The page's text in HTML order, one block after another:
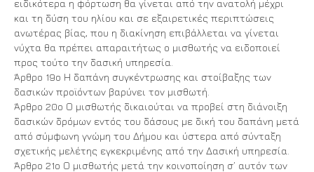
ειδικότερα η φόρτωση θα γίνεται από την ανατολή μέχρι
και τη δύση του ηλίου και σε εξαιρετικές περιπτώσεις
ανωτέρας βίας, που η διακίνηση επιβάλλεται να γίνεται
νύχτα θα πρέπει απαραιτήτως ο μισθωτής να ειδοποιεί
προς τούτο την δασική υπηρεσία.
Άρθρο 19ο Η δαπάνη συγκέντρωσης και στοίβαξης των
δασικών προϊόντων βαρύνει τον μισθωτή.
Άρθρο 20ο Ο μισθωτής δικαιούται να προβεί στη διάνοιξη
δασικών δρόμων εντός του δάσους με δική του δαπάνη μετά
από σύμφωνη γνώμη του Δήμου και ύστερα από σύνταξη
σχετικής μελέτης εγκεκριμένης από την Δασική υπηρεσία.
Άρθρο 21ο Ο μισθωτής μετά την κοινοποίηση σ’ αυτόν των